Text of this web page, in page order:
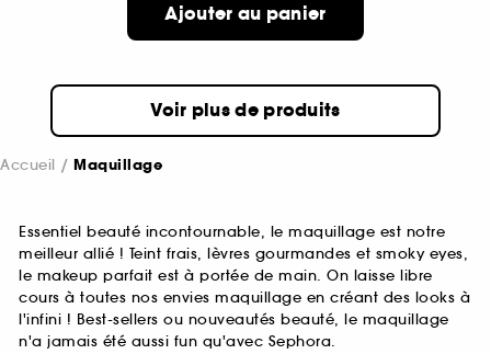
Ajouter au panier
Voir plus de produits
Accueil Maquillage
Essentiel beauté incontournable, le maquillage est notre
meilleur allié ! Teint frais, lèvres gourmandes et smoky eyes,
le makeup parfait est à portée de main. On laisse libre
cours à toutes nos envies maquillage en créant des looks à
l'infini ! Best-sellers ou nouveautés beauté, le maquillage
n'a jamais été aussi fun qu'avec Sephora.